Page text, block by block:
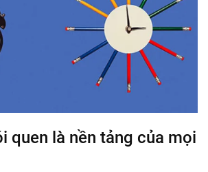
quen là nền tảng của mọi